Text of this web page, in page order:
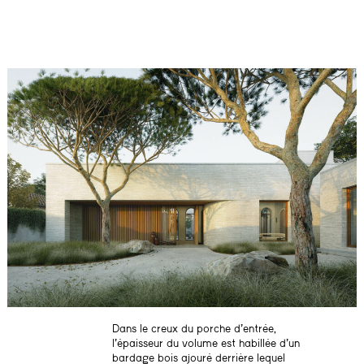
Dans le creux du porche d’entrée,
l’épaisseur du volume est habillée d’un
bardage bois ajouré derrière lequel